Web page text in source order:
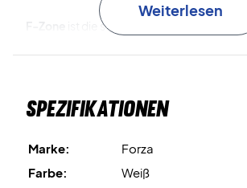
ist die strapazierfähige
ASEist die TPU-Stütze unter dem
Halt bei schnellen Bewegungen bietet.
Spielen Sie mit Stil und Komfort –
Weiterlesen
Spezifikationen
Marke:
Forza
Farbe:
Weiß